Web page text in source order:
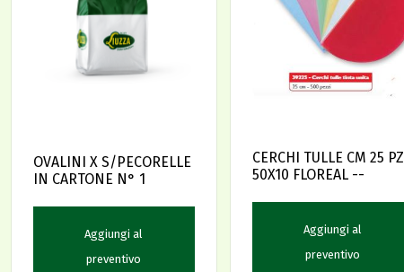
OVALINI X S/PECORELLE
IN CARTONE N° 1
Aggiungi al
preventivo
CERCHI TULLE CM 25 PZ
50X10 FLOREAL --
Aggiungi al
preventivo